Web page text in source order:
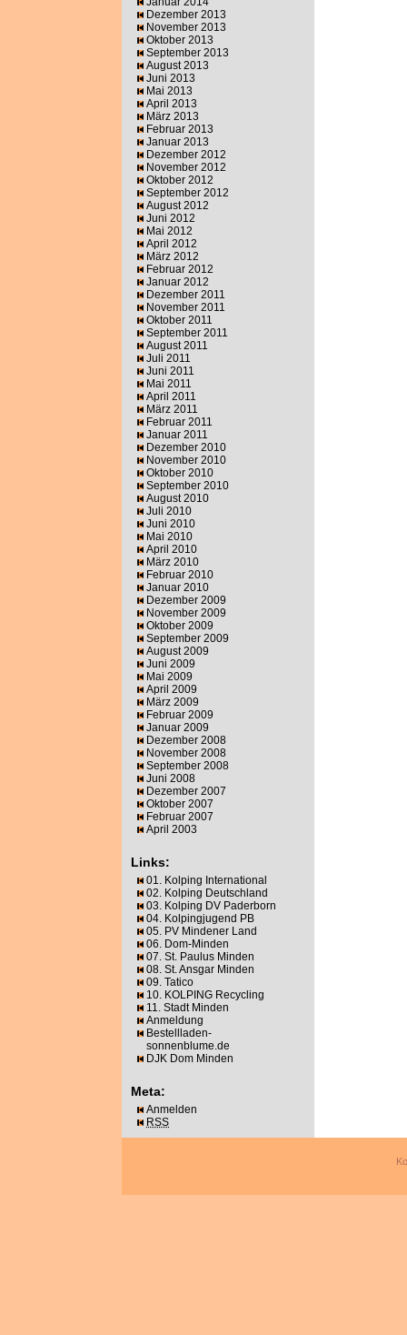
Dezember 2013
November 2013
Oktober 2013
September 2013
August 2013
Juni 2013
Mai 2013
April 2013
März 2013
Februar 2013
Januar 2013
Dezember 2012
November 2012
Oktober 2012
September 2012
August 2012
Juni 2012
Mai 2012
April 2012
März 2012
Februar 2012
Januar 2012
Dezember 2011
November 2011
Oktober 2011
September 2011
August 2011
Juli 2011
Juni 2011
Mai 2011
April 2011
März 2011
Februar 2011
Januar 2011
Dezember 2010
November 2010
Oktober 2010
September 2010
August 2010
Juli 2010
Juni 2010
Mai 2010
April 2010
März 2010
Februar 2010
Januar 2010
Dezember 2009
November 2009
Oktober 2009
September 2009
August 2009
Juni 2009
Mai 2009
April 2009
März 2009
Februar 2009
Januar 2009
Dezember 2008
November 2008
September 2008
Juni 2008
Dezember 2007
Oktober 2007
Februar 2007
April 2003
Links:
01. Kolping International
02. Kolping Deutschland
03. Kolping DV Paderborn
04. Kolpingjugend PB
05. PV Mindener Land
06. Dom-Minden
07. St. Paulus Minden
08. St. Ansgar Minden
09. Tatico
10. KOLPING Recycling
11. Stadt Minden
Anmeldung
Bestellladen-
sonnenblume.de
DJK Dom Minden
Meta:
Anmelden
RSS